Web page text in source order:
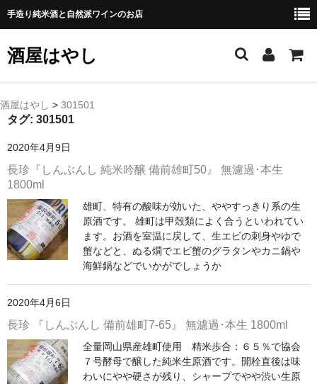
手造り純米酒と自然派ワインのお店
酒屋はやし
ホーム
純 米 酒
よえもん 川村酒造店（岩手県花巻市）
田从･月下の舞 舞鶴酒造（秋田県横手市）
綿屋 金の井酒造（宮城県栗原市）
宗玄 宗玄酒造（石川県珠洲市）
神亀 神亀酒造（埼玉県蓮田市）
隆・丹沢山 川西屋酒造店（神奈川県足柄上郡）
酒屋はやし > 301501
タグ: 301501
2020年4月9日
長珍『しんぶんし 純米吟醸 備前雄町50』 無濾過･本生
1800ml
雄町、特有の酸味が効いた、ややすっきり系の生
原酒です。 雄町は甲殻類によく合うといわれてい
ます。お酒を室温に戻して、生エビの刺身やゆで
蟹などと、ぬる燗でエビ蟹のグラタンやカニ鍋や
海鮮鍋などでいかがでしょうか
2020年4月6日
長珍 『しんぶんし 備前雄町7-65』 無濾過･本生 1800ml
全量岡山県産雄町使用 精米歩合：６５％で協会
７号酵母で醸した純米生原酒です。開栓直後は味
わいにやや硬さが残り、シャープでやや渋い生原